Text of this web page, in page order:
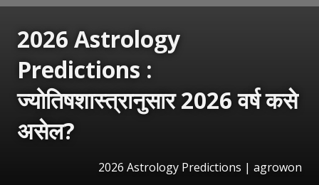
2026 Astrology
Predictions :
ज्योतिषशास्त्रानुसार 2026 वर्ष कसे
असेल?
2026 Astrology Predictions | agrowon